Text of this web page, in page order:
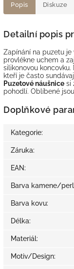
Popis Diskuze
Detailní popis
Zapínání na puzetu je
provlékne uchem a
silikonovou
kteří je často
Puzetové náušnice si
pohodlí. Oblíbené
Doplňkové
Kategorie:
Záruka:
EAN:
Barva kamene/
Barva kovu:
Délka:
Materiál:
Motiv/Design: